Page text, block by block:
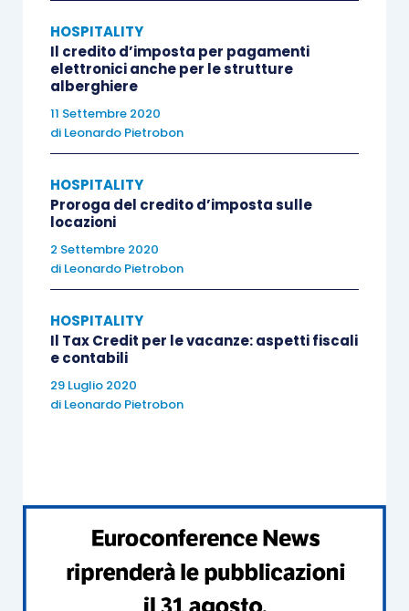
HOSPITALITY
Il credito d’imposta per pagamenti
elettronici anche per le strutture
alberghiere
11 Settembre 2020
di Leonardo Pietrobon
HOSPITALITY
Proroga del credito d’imposta sulle
locazioni
2 Settembre 2020
di Leonardo Pietrobon
HOSPITALITY
Il Tax Credit per le vacanze: aspetti fiscali
e contabili
29 Luglio 2020
di Leonardo Pietrobon